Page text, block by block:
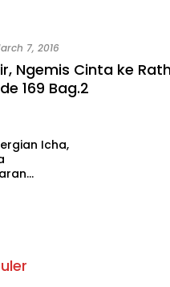
7, 2016
Ngemis Cinta ke
169 Bag.2
Icha,